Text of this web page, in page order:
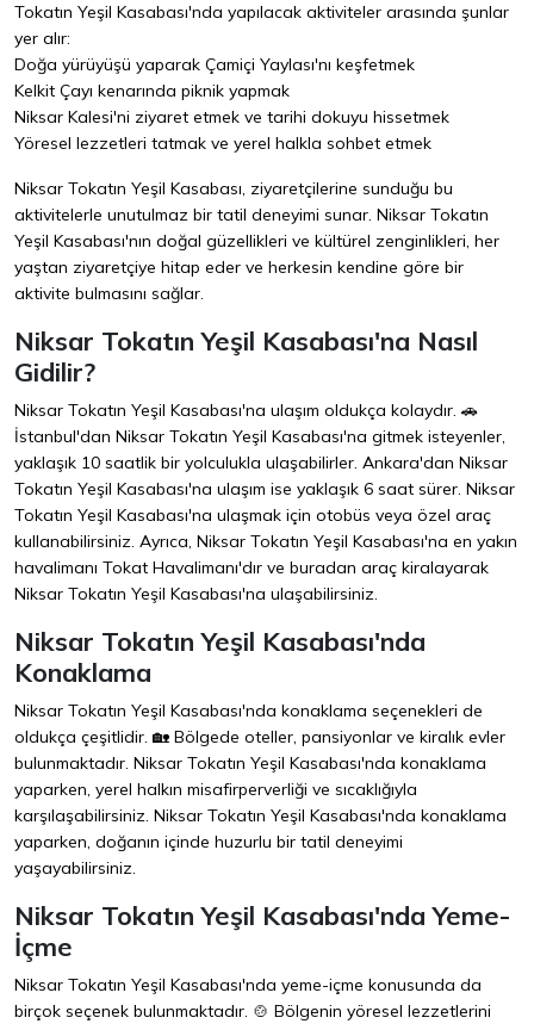
Tokatın Yeşil Kasabası'nda yapılacak aktiviteler arasında şunlar
yer alır:
Doğa yürüyüşü yaparak Çamiçi Yaylası'nı keşfetmek
Kelkit Çayı kenarında piknik yapmak
Niksar Kalesi'ni ziyaret etmek ve tarihi dokuyu hissetmek
Yöresel lezzetleri tatmak ve yerel halkla sohbet etmek
Niksar Tokatın Yeşil Kasabası, ziyaretçilerine sunduğu bu
aktivitelerle unutulmaz bir tatil deneyimi sunar. Niksar Tokatın
Yeşil Kasabası'nın doğal güzellikleri ve kültürel zenginlikleri, her
yaştan ziyaretçiye hitap eder ve herkesin kendine göre bir
aktivite bulmasını sağlar.
Niksar Tokatın Yeşil Kasabası'na Nasıl
Gidilir?
Niksar Tokatın Yeşil Kasabası'na ulaşım oldukça kolaydır. 🚗
İstanbul'dan Niksar Tokatın Yeşil Kasabası'na gitmek isteyenler,
yaklaşık 10 saatlik bir yolculukla ulaşabilirler. Ankara'dan Niksar
Tokatın Yeşil Kasabası'na ulaşım ise yaklaşık 6 saat sürer. Niksar
Tokatın Yeşil Kasabası'na ulaşmak için otobüs veya özel araç
kullanabilirsiniz. Ayrıca, Niksar Tokatın Yeşil Kasabası'na en yakın
havalimanı Tokat Havalimanı'dır ve buradan araç kiralayarak
Niksar Tokatın Yeşil Kasabası'na ulaşabilirsiniz.
Niksar Tokatın Yeşil Kasabası'nda
Konaklama
Niksar Tokatın Yeşil Kasabası'nda konaklama seçenekleri de
oldukça çeşitlidir. 🏡 Bölgede oteller, pansiyonlar ve kiralık evler
bulunmaktadır. Niksar Tokatın Yeşil Kasabası'nda konaklama
yaparken, yerel halkın misafirperverliği ve sıcaklığıyla
karşılaşabilirsiniz. Niksar Tokatın Yeşil Kasabası'nda konaklama
yaparken, doğanın içinde huzurlu bir tatil deneyimi
yaşayabilirsiniz.
Niksar Tokatın Yeşil Kasabası'nda Yeme-
İçme
Niksar Tokatın Yeşil Kasabası'nda yeme-içme konusunda da
birçok seçenek bulunmaktadır. 🍲 Bölgenin yöresel lezzetlerini